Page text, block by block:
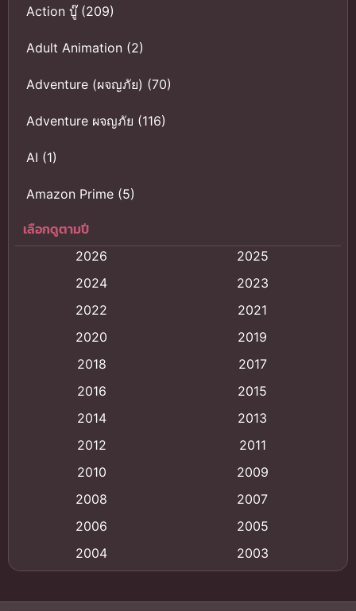
Action บู๊(209)
Adult Animation (2)
Adventure (ผจญภัย) (70)
Adventure ผจญภัย (116)
AI (1)
Amazon Prime (5)
Anal (ประตูหลัง)
Animation การ์ตูน
Animation อนิเมะ
Animation แอนิเมชัน
(9)
Big tits (นมใหญ่)
Bitch (ผู้หญิงร่าน)
เลือกดูตามปี
2026
2025
2024
2023
2022
2021
2020
2019
2018
2017
2016
2015
2014
2013
2012
2011
2010
2009
2008
2007
2006
2005
2004
2003
2000
1999